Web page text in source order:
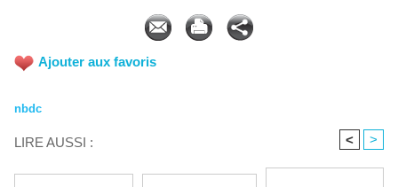
Ajouter aux favoris
nbdc
LIRE AUSSI : < >